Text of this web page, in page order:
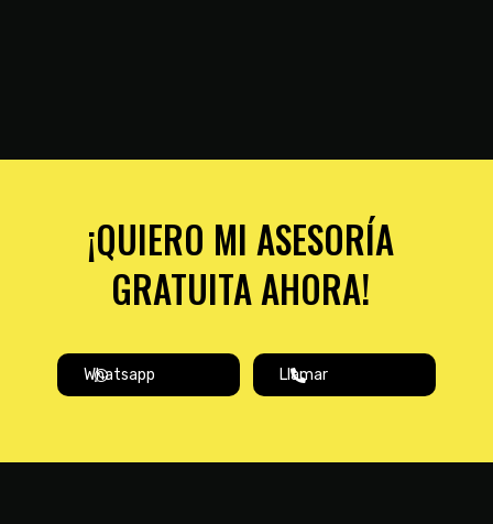
¡QUIERO MI ASESORÍA
GRATUITA AHORA!
Whatsapp Llamar